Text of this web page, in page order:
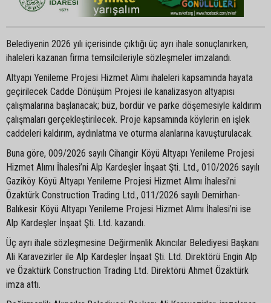
Belediyenin 2026 yılı içerisinde çıktığı üç ayrı ihale sonuçlanırken,
ihaleleri kazanan firma temsilcileriyle sözleşmeler imzalandı.
Altyapı Yenileme Projesi Hizmet Alımı ihaleleri kapsamında hayata
geçirilecek Cadde Dönüşüm Projesi ile kanalizasyon altyapısı
çalışmalarına başlanacak; büz, bordür ve parke döşemesiyle kaldırım
çalışmaları gerçekleştirilecek. Proje kapsamında köylerin en işlek
caddeleri kaldırım, aydınlatma ve oturma alanlarına kavuşturulacak.
Buna göre, 009/2026 sayılı Cihangir Köyü Altyapı Yenileme Projesi
Hizmet Alımı İhalesi’ni Alp Kardeşler İnşaat Şti. Ltd., 010/2026 sayılı
Gaziköy Köyü Altyapı Yenileme Projesi Hizmet Alımı İhalesi’ni
Özaktürk Construction Trading Ltd., 011/2026 sayılı Demirhan-
Balıkesir Köyü Altyapı Yenileme Projesi Hizmet Alımı İhalesi’ni ise
Alp Kardeşler İnşaat Şti. Ltd. kazandı.
Üç ayrı ihale sözleşmesine Değirmenlik Akıncılar Belediyesi Başkanı
Ali Karavezirler ile Alp Kardeşler İnşaat Şti. Ltd. Direktörü Engin Alp
ve Özaktürk Construction Trading Ltd. Direktörü Ahmet Özaktürk
imza attı.